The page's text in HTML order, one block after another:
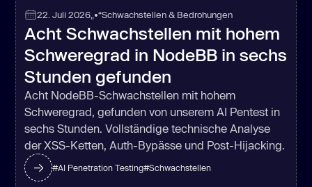
22. Juli 2026„•“Schwachstellen & Bedrohungen
Acht Schwachstellen mit hohem
Schweregrad in NodeBB in sechs
Stunden gefunden
Acht NodeBB-Schwachstellen mit hohem
Schweregrad, gefunden von unserem AI Pentest in
sechs Stunden. Vollständige technische Analyse
der XSS-Ketten, Auth-Bypässe und Post-Hijacking.
#AI Penetration Testing#Schwachstellen